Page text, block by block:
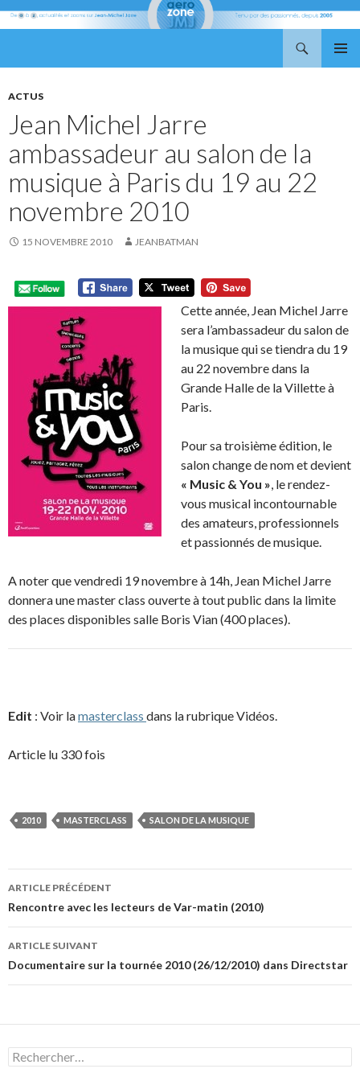
CONTENU
ACTUS
Jean Michel Jarre
ambassadeur au salon de la
musique à Paris du 19 au 22
novembre 2010
15 NOVEMBRE 2010 JEANBATMAN
Cette année, Jean Michel Jarre
sera l’ambassadeur du salon de
la musique qui se tiendra du 19
au 22 novembre dans la
Grande Halle de la Villette à
Paris.
Pour sa troisième édition, le
salon change de nom et devient
« Music & You », le rendez-
vous musical incontournable
des amateurs, professionnels
et passionnés de musique.
A noter que vendredi 19 novembre à 14h, Jean Michel Jarre
donnera une master class ouverte à tout public dans la limite
des places disponibles salle Boris Vian (400 places).
Edit : Voir lamasterclass dans la rubrique Vidéos.
Article lu 330 fois
2010 MASTERCLASS SALON DE LA MUSIQUE
Navigation
des
articles
ARTICLE PRÉCÉDENT
Rencontre avec les lecteurs de Var-matin (2010)
ARTICLE SUIVANT
Documentaire sur la tournée 2010 (26/12/2010) dans Directstar
Rechercher :